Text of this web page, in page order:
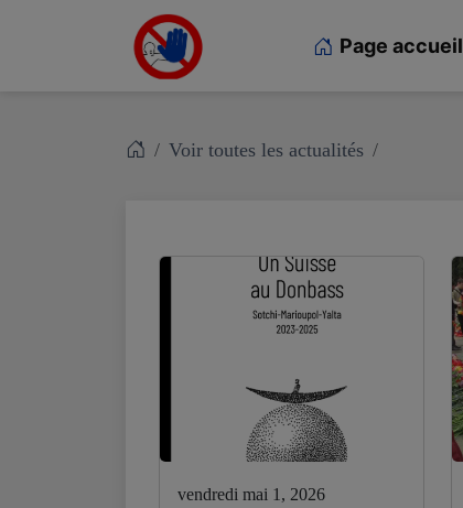
Page accueil
Voir toutes les actualités
vendredi mai 1, 2026